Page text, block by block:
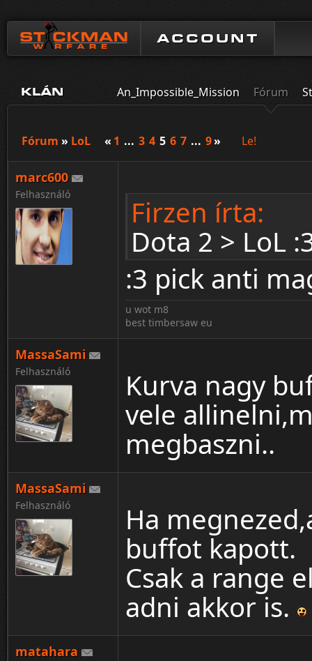
ACCOUNT
KLÁN An_Impossible_Mission Fórum
Fórum » LoL « 1 ... 3 4 5 6 7 ... 9» Le!
marc600
Felhasználó
Firzen írta:
Dota 2 > LoL
:3 pick anti
u wot m8
best timbersaw eu
MassaSami
Felhasználó
Kurva nagy
vele
megbaszni..
MassaSami
Felhasználó
Ha
buffot kapott.
Csak a range
adni akkor is.
matahara